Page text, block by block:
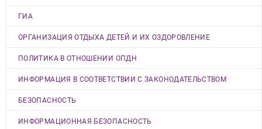
ГИА
ОРГАНИЗАЦИЯ ОТДЫХА ДЕТЕЙ И ИХ ОЗДОРОВЛЕНИЕ
ПОЛИТИКА В ОТНОШЕНИИ ОПДН
ИНФОРМАЦИЯ В СООТВЕТСТВИИ С ЗАКОНОДАТЕЛЬСТВОМ
БЕЗОПАСНОСТЬ
ИНФОРМАЦИОННАЯ БЕЗОПАСНОСТЬ